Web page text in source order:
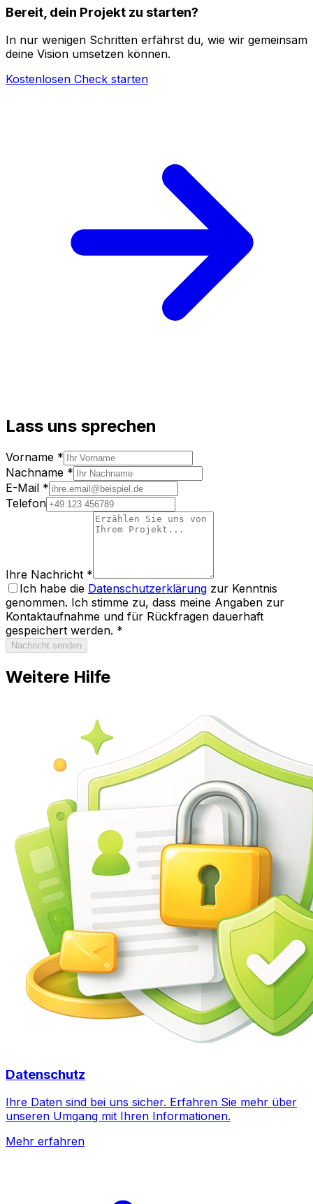
Bereit, dein Projekt zu starten?
In nur wenigen Schritten erfährst du, wie wir gemeinsam
deine Vision umsetzen können.
Kostenlosen Check starten
Lass uns sprechen
Vorname *
Nachname *
E-Mail *
Telefon
Ihre Nachricht *
Ich habe die Datenschutzerklärung zur Kenntnis
genommen. Ich stimme zu, dass meine Angaben zur
Kontaktaufnahme und für Rückfragen dauerhaft
gespeichert werden. *
Nachricht senden
Weitere Hilfe
Datenschutz
Ihre Daten sind bei uns sicher. Erfahren Sie mehr über
unseren Umgang mit Ihren Informationen.
Mehr erfahren